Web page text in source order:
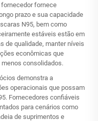
fornece
prazo e sua capacidade
N95, bem como
estáveis estão em
de qualidade, manter níveis
econômicas que
consolidados.
demonstra a
operacionais que possam
Fornecedores confiáveis
para cenários como
de suprimentos e